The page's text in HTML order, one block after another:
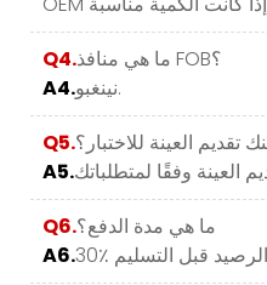
Q4.
ما هي منافذ FOB؟
A4.
نينغبو.
Q5.تقديم العينة للاختبار؟
A5.
Q6.ما هي مدة الدفع؟
A6.